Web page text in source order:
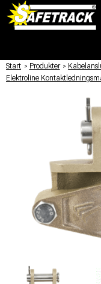
Start / Produkter /
Elektroline